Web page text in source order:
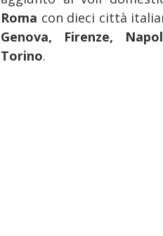
Roma con dieci città
Genova, Firenze,
Torino.